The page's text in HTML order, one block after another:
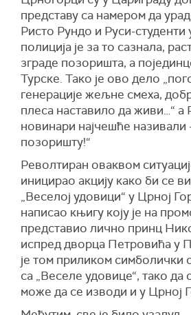
представу са намером да
Ристо Рундо и Руси-студенти
полиција је за то сазнала,
зграде позоришта, а
Турске. Тако је ово дело
генерације жељне смеха,
плеса наставило да живи…“ а
новинари најчешће називали
позоришту!“
Револтиран оваквом
иницирао акцију како би се
„Веселој удовици“ у Црној
написао књигу коју је на
представио лично принц
испред дворца Петровића у
је том приликом симболички
са „Веселе удовице“, тако да
може да се изводи и у Црној